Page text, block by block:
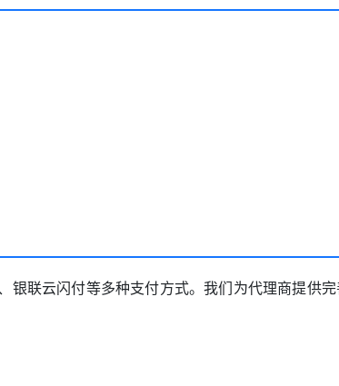
联云闪付等多种支付方式。我们为代理商提供